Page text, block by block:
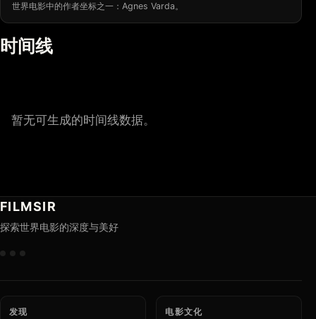
世界电影中的作者坐标之一：Agnes Varda。
时间线
暂无可生成的时间线数据。
FILMSIR
探索世界电影的深度与美好
发现 电影文化